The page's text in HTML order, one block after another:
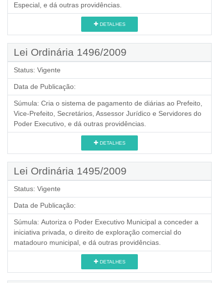
Especial, e dá outras providências.
DETALHES
Lei Ordinária 1496/2009
Status: Vigente
Data de Publicação:
Súmula: Cria o sistema de pagamento de diárias ao Prefeito,
Vice-Prefeito, Secretários, Assessor Jurídico e Servidores do
Poder Executivo, e dá outras providências.
DETALHES
Lei Ordinária 1495/2009
Status: Vigente
Data de Publicação:
Súmula: Autoriza o Poder Executivo Municipal a conceder a
iniciativa privada, o direito de exploração comercial do
matadouro municipal, e dá outras providências.
DETALHES